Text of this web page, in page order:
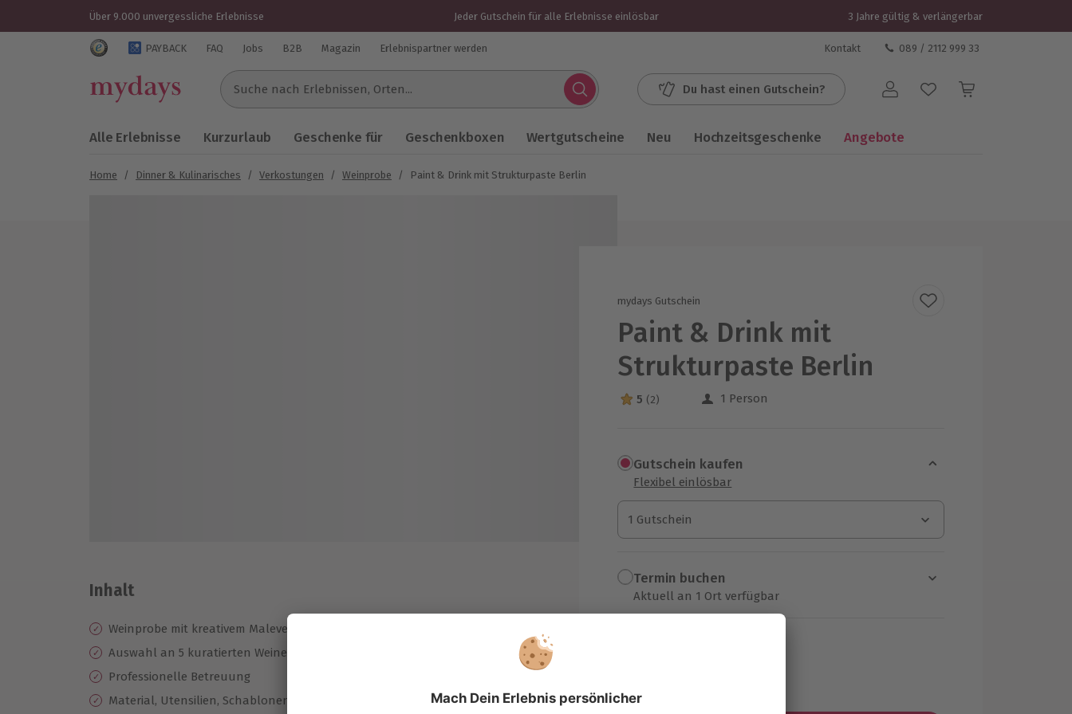
Über 9.000 unvergessliche Erlebnisse Jeder Gutschein für alle Erlebnisse einlösbar 3 Jahre gültig & verlängerbar
Trustedshops Bewertungen für mydays.de
PAYBACK FAQ Jobs B2B Magazin Erlebnispartner werden Kontakt 089 / 2112 999 33
Suche nach Erlebnissen...
Du hast einen Gutschein? Benutzerkonto
Alle Erlebnisse Kurzurlaub Geschenke für Geschenkboxen Wertgutscheine Neu Hochzeitsgeschenke Angebote
Home / Dinner & Kulinarisches / Verkostungen / Weinprobe / Paint & Drink mit Strukturpaste Berlin
mydays Gutschein
Paint & Drink mit
Strukturpaste Berlin
5 Sterne von 5 aus 2 Bewertungen
5 (2) 1 Person
Gutschein kaufen
Flexibel einlösbar
1 Gutschein
1 Gutschein
1 Gutschein
Termin buchen
Aktuell an 1 Ort verfügbar
Inhalt
Weinprobe mit kreativem Malevent mit Acrylfarben und Strukturpaste
Auswahl an 5 kuratierten Weinen
Professionelle Betreuung
Material, Utensilien, Schablonen und Ausrüstung